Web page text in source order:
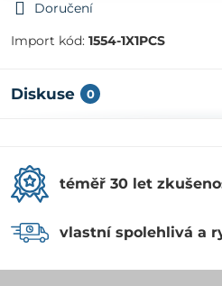
Doručení
Import kód: 1554-1X1PCS
Diskuse 0
téměř 30 let
vlastní spolehlivá a